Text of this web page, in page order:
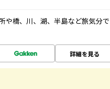
や橋、川、湖、半島など旅気分で
詳細を見る